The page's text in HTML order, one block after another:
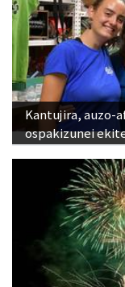
Kantujira, auzo-
ospakizunei